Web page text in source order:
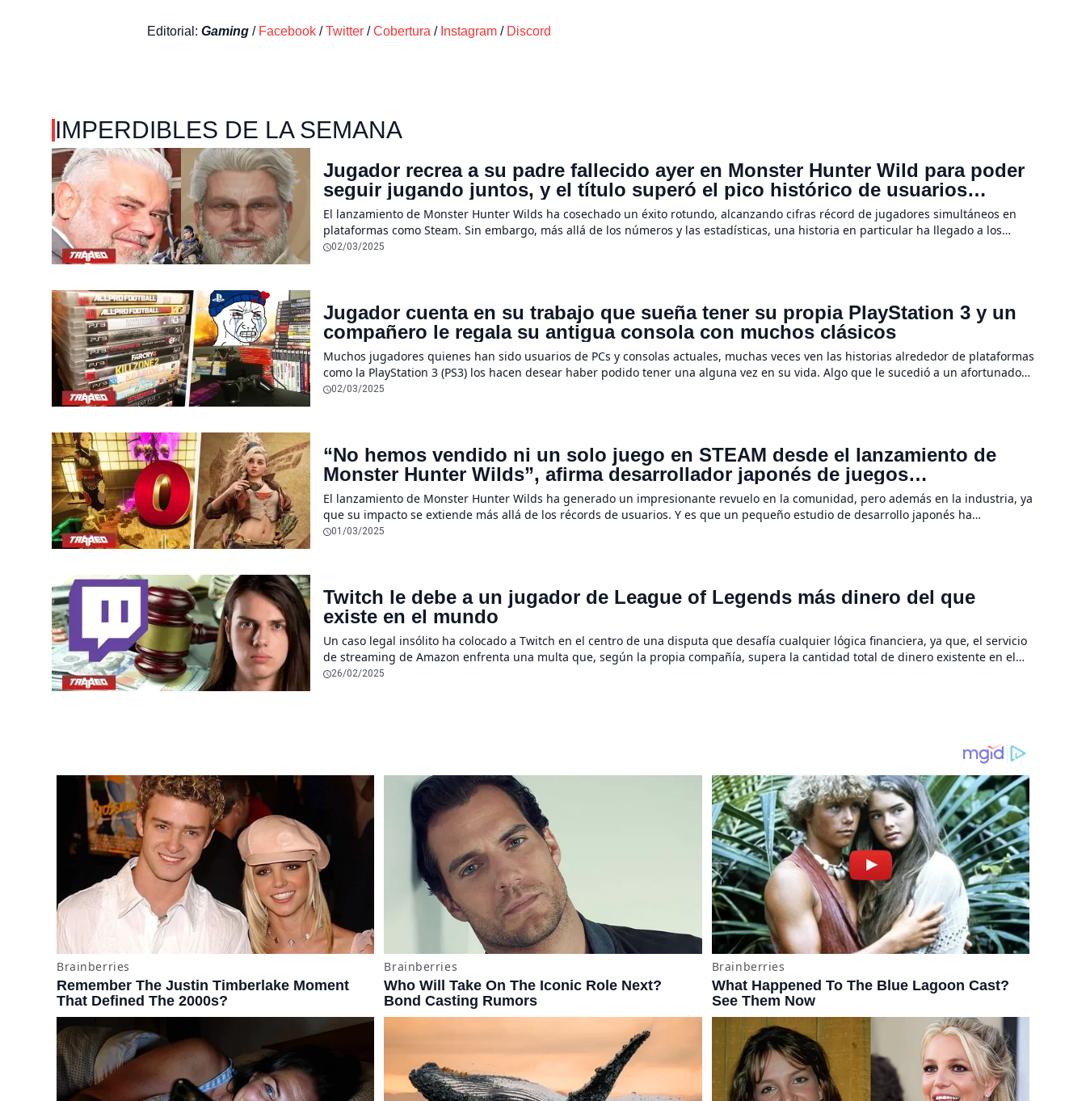
Editorial: Gaming / Facebook /Twitter /Cobertura / Instagram / Discord
IMPERDIBLES DE LA SEMANA
Jugador recrea a su padre fallecido ayer en Monster Hunter Wild para poder
seguir jugando juntos, y el título superó el pico histórico de usuarios
simultáneos de DOTA 2 en STEAM
El lanzamiento de Monster Hunter Wilds ha cosechado un éxito rotundo, alcanzando cifras récord de jugadores simultáneos en
plataformas como Steam. Sin embargo, más allá de los números y las estadísticas, una historia en particular ha llegado a los
corazones de la comunidad. Se trata de un jugador quien recreó a su padre reciente fallecido […]
02/03/2025
Jugador cuenta en su trabajo que sueña tener su propia PlayStation 3 y un
compañero le regala su antigua consola con muchos clásicos
Muchos jugadores quienes han sido usuarios de PCs y consolas actuales, muchas veces ven las historias alrededor de plataformas
como la PlayStation 3 (PS3) los hacen desear haber podido tener una alguna vez en su vida. Algo que le sucedió a un afortunado
jugador que, gracias a la generosidad de un compañero de trabajo, pudo […]
02/03/2025
“No hemos vendido ni un solo juego en STEAM desde el lanzamiento de
Monster Hunter Wilds”, afirma desarrollador japonés de juegos
independientes
El lanzamiento de Monster Hunter Wilds ha generado un impresionante revuelo en la comunidad, pero además en la industria, ya
que su impacto se extiende más allá de los récords de usuarios. Y es que un pequeño estudio de desarrollo japonés ha
expresado, con un toque de humor, su preocupación por el efecto que este […]
01/03/2025
Twitch le debe a un jugador de League of Legends más dinero del que
existe en el mundo
Un caso legal insólito ha colocado a Twitch en el centro de una disputa que desafía cualquier lógica financiera, ya que, el servicio
de streaming de Amazon enfrenta una multa que, según la propia compañía, supera la cantidad total de dinero existente en el
mundo. Esta situación es consecuencia de una demanda presentada en Rusia […]
26/02/2025